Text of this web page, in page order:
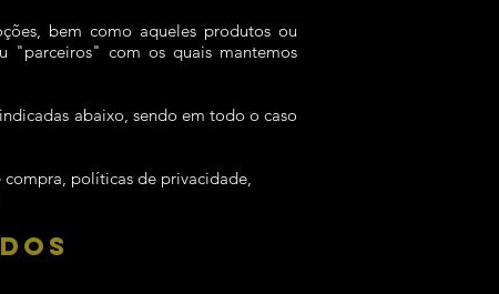
bem como aqueles produtos ou
"parceiros" com os quais mantemos
abaixo, sendo em todo o caso
compra, políticas de privacidade,